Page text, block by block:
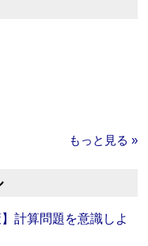
もっと見る »
】計算問題を意識しよ